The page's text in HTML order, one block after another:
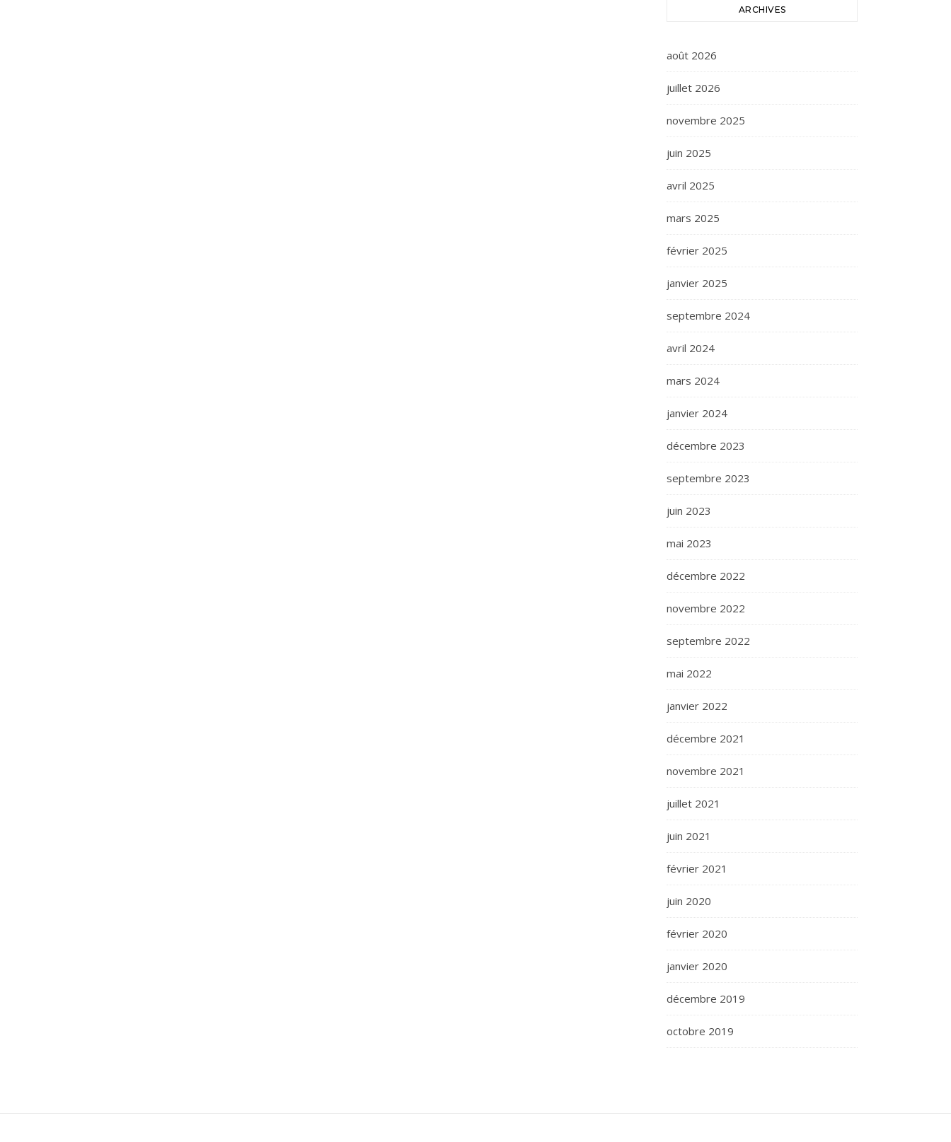
ARCHIVES
août 2026
juillet 2026
novembre 2025
juin 2025
avril 2025
mars 2025
février 2025
janvier 2025
septembre 2024
avril 2024
mars 2024
janvier 2024
décembre 2023
septembre 2023
juin 2023
mai 2023
décembre 2022
novembre 2022
septembre 2022
mai 2022
janvier 2022
décembre 2021
novembre 2021
juillet 2021
juin 2021
février 2021
juin 2020
février 2020
janvier 2020
décembre 2019
octobre 2019